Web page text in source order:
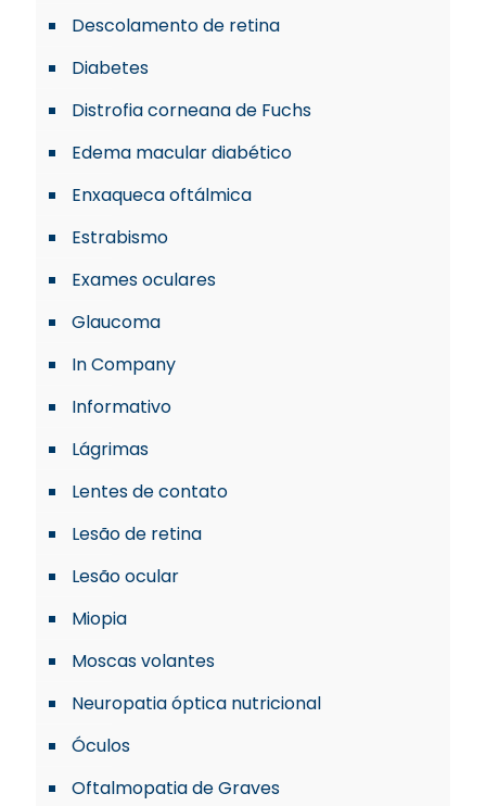
Descolamento de retina
Diabetes
Distrofia corneana de Fuchs
Edema macular diabético
Enxaqueca oftálmica
Estrabismo
Exames oculares
Glaucoma
In Company
Informativo
Lágrimas
Lentes de contato
Lesão de retina
Lesão ocular
Miopia
Moscas volantes
Neuropatia óptica nutricional
Óculos
Oftalmopatia de Graves